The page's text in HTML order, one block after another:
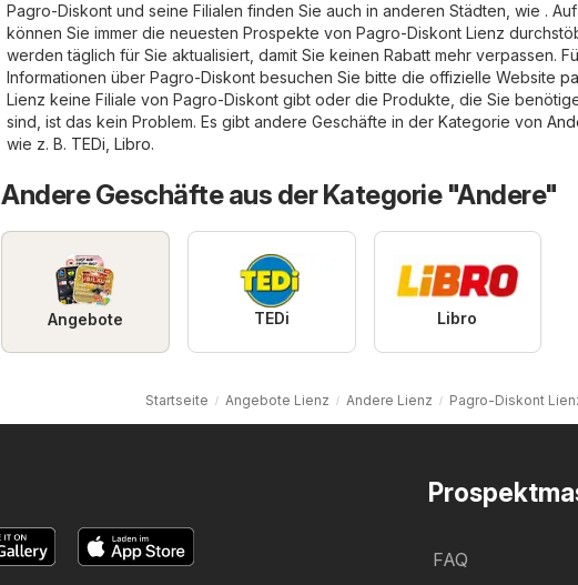
Pagro-Diskont und seine Filialen finden Sie auch in anderen Städten, wie .
können Sie immer die neuesten Prospekte von Pagro-Diskont Lienz
werden täglich für Sie aktualisiert, damit Sie keinen Rabatt mehr verpassen.
Informationen über Pagro-Diskont besuchen Sie bitte die offizielle Website
Lienz keine Filiale von Pagro-Diskont gibt oder die Produkte, die Sie
sind, ist das kein Problem. Es gibt andere Geschäfte in der Kategorie von
wie z. B. TEDi Libro.
Andere Geschäfte aus der Kategorie "Andere"
Angebote TEDi Libro
Startseite Angebote Lienz Andere Lienz Pagro-Diskont
FAQ